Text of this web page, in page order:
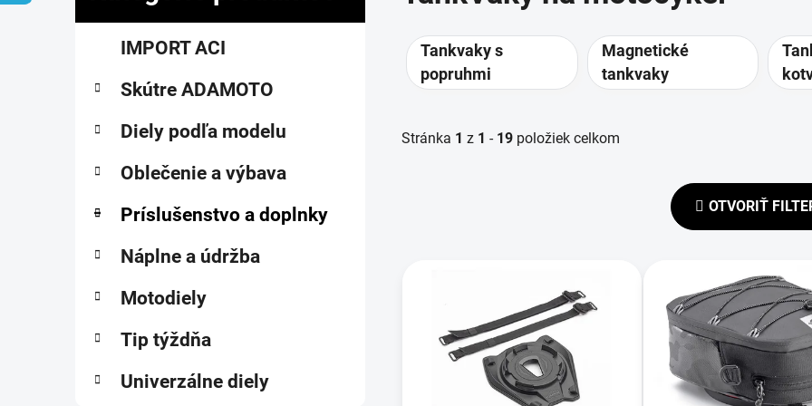
č
kategórieIMPORT ACI
Skútre ADAMOTO
Diely podľa modelu
Oblečenie a výbava
Príslušenstvo a doplnky
Náplne a údržba
Motodiely
Tip týždňa
Univerzálne diely
Tankvaky s
popruhmi
Magnetické
tankvaky
Stránka 1 z 1 - 19 položiek celkom
OTVORIŤ